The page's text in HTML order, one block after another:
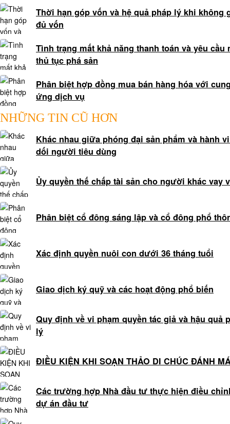
hành
chính
Luật
sư
sở
hữu
trí
tuệ
Tư
vấn
pháp
luật
Tư
vấn
luật
hình
sự
qua
tổng
đài
0978845617
Tổng
đài
tư
vấn
luật
đất
đai
0909
160684
Tổng
đài
tư
Thời hạn góp vốn và hệ quả pháp lý khi không
đủ vốn
Tình trạng mất khả năng thanh toán và yêu cầu
thủ tục phá sản
Phân biệt hợp đồng mua bán hàng hóa với
ứng dịch vụ
NHỮNG TIN CŨ HƠN
Khác nhau giữa phóng đại sản phẩm và hành
dối người tiêu dùng
Ủy quyền thế chấp tài sản cho người khác vay
Phân biệt cổ đông sáng lập và cổ đông phổ
Xác định quyền nuôi con dưới 36 tháng tuổi
Giao dịch ký quỹ và các hoạt động phổ biến
Quy định về vi phạm quyền tác giả và hậu quả
lý
ĐIỀU KIỆN KHI SOẠN THẢO DI CHÚC ĐÁNH
Các trường hợp Nhà đầu tư thực hiện điều
dự án đầu tư